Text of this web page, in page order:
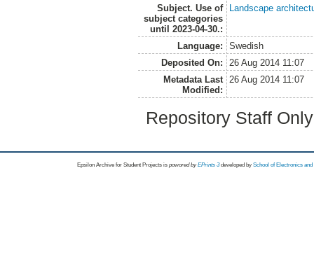
Subject. Use of
subject categories
until 2023-04-30.:
Landscape
Language:
Swedish
Deposited On:
26 Aug 2014 11:07
Metadata Last
Modified:
26 Aug 2014 11:07
Repository Staff
Epsilon Archive for Student Projects is powored byEPrints 3 developed by School of Electronics